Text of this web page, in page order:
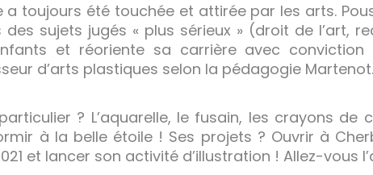
a toujours été touchée et attirée par les arts.
des sujets jugés « plus sérieux » (droit de l’art,
et réoriente sa carrière avec
d’arts plastiques selon la pédagogie Martenot.
? L’aquarelle, le fusain, les crayons
à la belle étoile ! Ses projets ? Ouvrir à
et lancer son activité d’illustration ! Allez-vous